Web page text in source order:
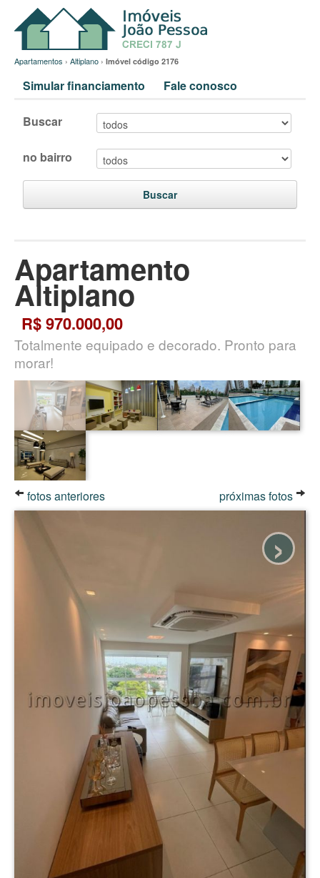
Apartamentos › Altiplano › Imóvel código 2176
Simular financiamento Fale conosco
Buscar
no bairro
Buscar
Apartamento
Altiplano
R$ 970.000,00
Totalmente equipado e decorado. Pronto para
morar!
fotos anteriores próximas fotos
›